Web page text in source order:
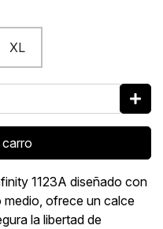
XL
1123A diseñado con
medio, ofrece un calce
la libertad de